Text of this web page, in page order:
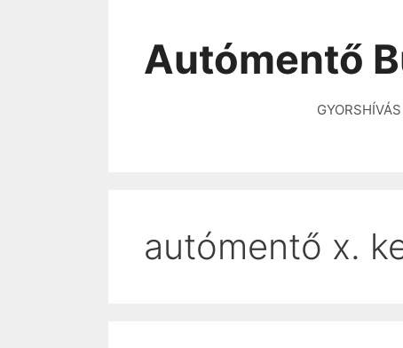
Autómentő
GYORSHÍVÁS
autómentő x.